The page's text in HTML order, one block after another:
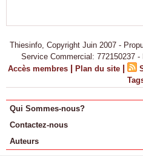
Thiesinfo, Copyright Juin 2007 -
Service Commercial: 772150237
Accès membres | Plan du site |
Qui Sommes-nous?
Contactez-nous
Auteurs